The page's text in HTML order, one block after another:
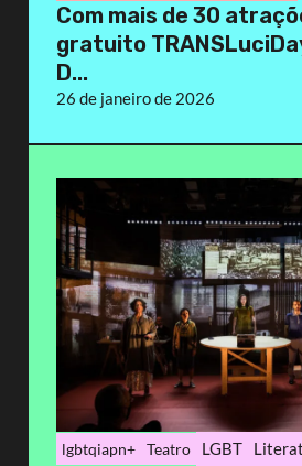
Com mais de 30
gratuito
D...
26 de janeiro de 2026
lgbtqiapn+ Teatro LGBT